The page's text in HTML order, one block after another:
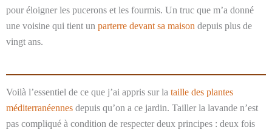
pour éloigner les pucerons et les fourmis. Un truc que m’a donné
une voisine qui tient un parterre devant sa maison depuis plus de
vingt ans.
Voilà l’essentiel de ce que j’ai appris sur la taille des plantes
méditerranéennes depuis qu’on a ce jardin. Tailler la lavande n’est
pas compliqué à condition de respecter deux principes : deux fois